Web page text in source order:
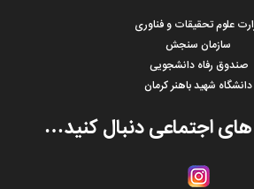
علوم تحقیقات و فناوری
سازمان سنجش
صندوق رفاه دانشجویی
دانشگاه شهید باهنر کرمان
های اجتماعی دنبال کنید…